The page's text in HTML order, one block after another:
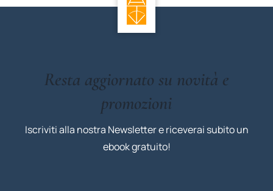
Resta aggiornato su novità e
promozioni
Iscriviti alla nostra Newsletter e riceverai subito un
ebook gratuito!